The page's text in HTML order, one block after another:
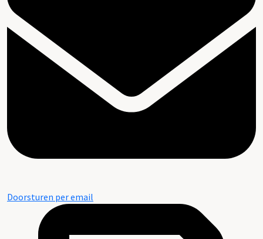
Doorsturen per email